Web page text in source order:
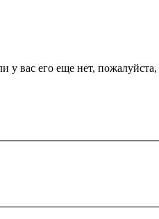
у вас его еще нет, пожалуйста,